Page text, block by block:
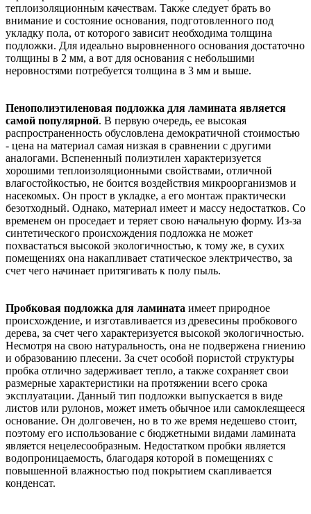
теплоизоляционным качествам. Также следует брать во
внимание и состояние основания, подготовленного под
укладку пола, от которого зависит необходима толщина
подложки. Для идеально выровненного основания достаточно
толщины в 2 мм, а вот для основания с небольшими
неровностями потребуется толщина в 3 мм и выше.
Пенополиэтиленовая подложка для ламината является
самой популярной. В первую очередь, ее высокая
распространенность обусловлена демократичной стоимостью
- цена на материал самая низкая в сравнении с другими
аналогами. Вспененный полиэтилен характеризуется
хорошими теплоизоляционными свойствами, отличной
влагостойкостью, не боится воздействия микроорганизмов и
насекомых. Он прост в укладке, а его монтаж практически
безотходный. Однако, материал имеет и массу недостатков. Со
временем он проседает и теряет свою начальную форму. Из-за
синтетического происхождения подложка не может
похвастаться высокой экологичностью, к тому же, в сухих
помещениях она накапливает статическое электричество, за
счет чего начинает притягивать к полу пыль.
Пробковая подложка для ламината имеет природное
происхождение, и изготавливается из древесины пробкового
дерева, за счет чего характеризуется высокой экологичностью.
Несмотря на свою натуральность, она не подвержена гниению
и образованию плесени. За счет особой пористой структуры
пробка отлично задерживает тепло, а также сохраняет свои
размерные характеристики на протяжении всего срока
эксплуатации. Данный тип подложки выпускается в виде
листов или рулонов, может иметь обычное или самоклеящееся
основание. Он долговечен, но в то же время недешево стоит,
поэтому его использование с бюджетными видами ламината
является нецелесообразным. Недостатком пробки является
водопроницаемость, благодаря которой в помещениях с
повышенной влажностью под покрытием скапливается
конденсат.